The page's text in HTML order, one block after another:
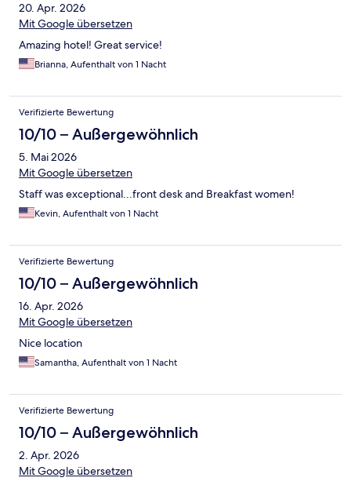
20. Apr. 2026
Mit Google übersetzen
Amazing hotel! Great service!
Brianna, Aufenthalt von 1 Nacht
Verifizierte Bewertung
10/10 – Außergewöhnlich
5. Mai 2026
Mit Google übersetzen
Staff was exceptional...front desk and Breakfast women!
Kevin, Aufenthalt von 1 Nacht
Verifizierte Bewertung
10/10 – Außergewöhnlich
16. Apr. 2026
Mit Google übersetzen
Nice location
Samantha, Aufenthalt von 1 Nacht
Verifizierte Bewertung
10/10 – Außergewöhnlich
2. Apr. 2026
Mit Google übersetzen